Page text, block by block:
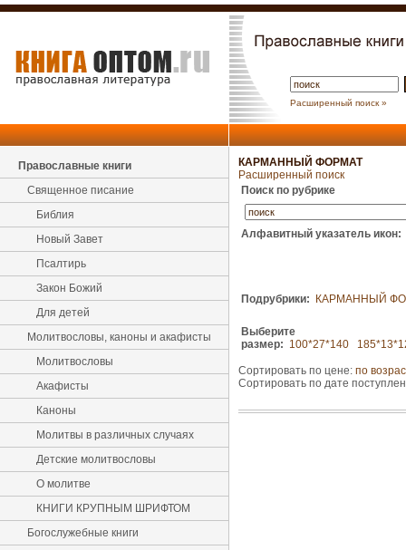
Расширенный поиск »
Православные книги
Священное писание
Библия
Новый Завет
Псалтирь
Закон Божий
Для детей
Молитвословы, каноны и акафисты
Молитвословы
Акафисты
Каноны
Молитвы в различных случаях
Детские молитвословы
О молитве
КНИГИ КРУПНЫМ ШРИФТОМ
Богослужебные книги
КАРМАННЫЙ ФОРМАТ
Расширенный поиск
Поиск по рубрике
Алфавитный указатель икон:
Подрубрики: КАРМАННЫЙ
Выберите
размер: 100*27*140
Сортировать по цене: по
Сортировать по дате